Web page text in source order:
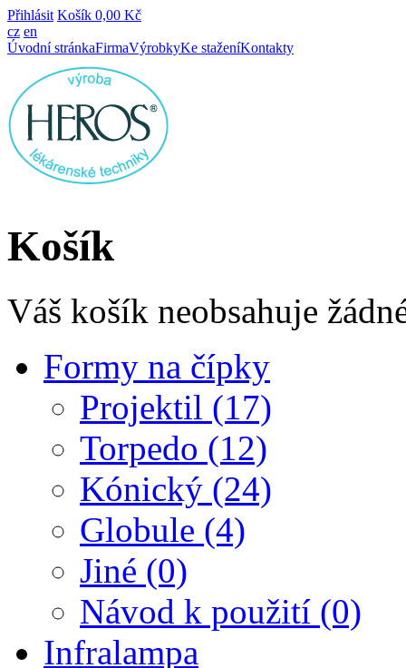
Přihlásit Košík 0,00 Kč
cz en
Úvodní stránkaFirmaVýrobkyKe staženíKontakty
Košík
Váš košík neobsahuje
Formy na čípky
Projektil (17)
Torpedo (12)
Kónický (24)
Globule (4)
Jiné (0)
Návod k použití (0)
Infralampa